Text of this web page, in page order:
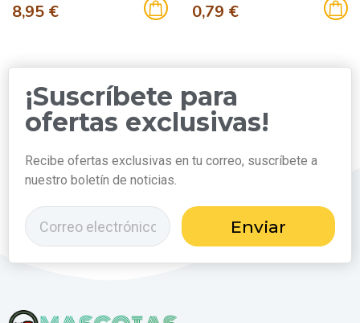
8,95 € 0,79 €
¡Suscríbete para
ofertas exclusivas!
Recibe ofertas exclusivas en tu correo, suscríbete a
nuestro boletín de noticias.
Enviar